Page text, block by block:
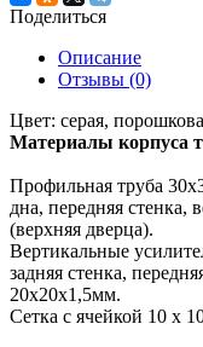
Поделиться
Описание
Отзывы (0)
Цвет: серая,
Материалы корпуса
Профильная труба
дна, передняя стенка,
(верхняя дверца).
Вертикальные
задняя стенка,
20х20х1,5мм.
Сетка с ячейкой 10 х